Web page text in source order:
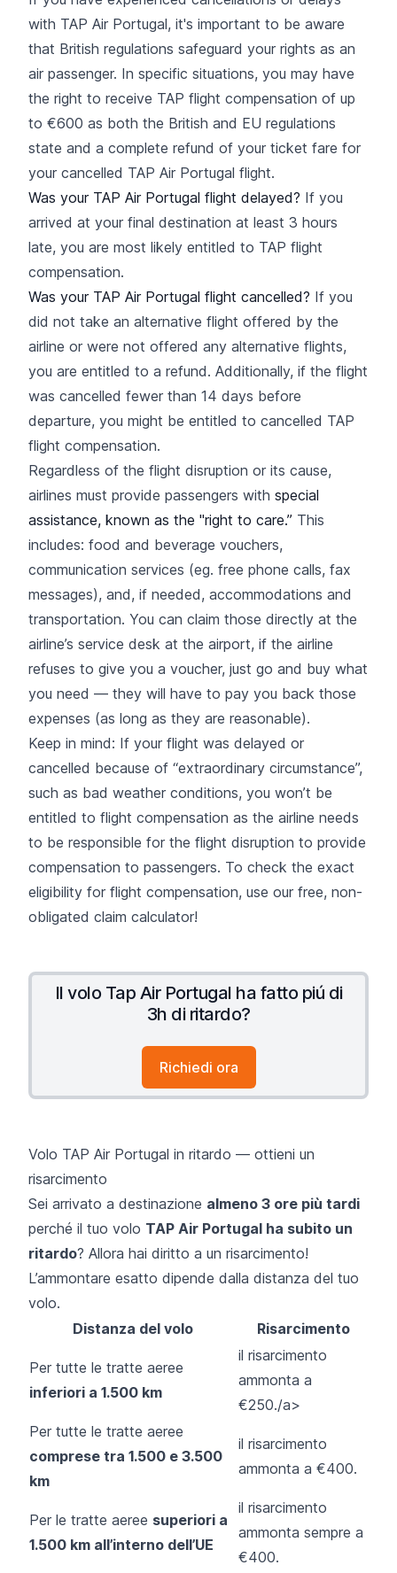
with TAP Air Portugal, it's important to be aware
that British regulations safeguard your rights as an
air passenger. In specific situations, you may have
the right to receive TAP flight compensation of up
to €600 as both the British and EU regulations
state and a complete refund of your ticket fare for
your cancelled TAP Air Portugal flight.
Was your TAP Air Portugal flight delayed? If you
arrived at your final destination at least 3 hours
late, you are most likely entitled to TAP flight
compensation.
Was your TAP Air Portugal flight cancelled? If you
did not take an alternative flight offered by the
airline or were not offered any alternative flights,
you are entitled to a refund. Additionally, if the flight
was cancelled fewer than 14 days before
departure, you might be entitled to cancelled TAP
flight compensation.
Regardless of the flight disruption or its cause,
airlines must provide passengers with special
assistance, known as the "right to care.” This
includes: food and beverage vouchers,
communication services (eg. free phone calls, fax
messages), and, if needed, accommodations and
transportation. You can claim those directly at the
airline’s service desk at the airport, if the airline
refuses to give you a voucher, just go and buy what
you need — they will have to pay you back those
expenses (as long as they are reasonable).
Keep in mind: If your flight was delayed or
cancelled because of “extraordinary circumstance”,
such as bad weather conditions, you won’t be
entitled to flight compensation as the airline needs
to be responsible for the flight disruption to provide
compensation to passengers. To check the exact
eligibility for flight compensation, use our free, non-
obligated claim calculator!
Il volo Tap Air Portugal ha fatto piú di
3h di ritardo?
Richiedi ora
Volo TAP Air Portugal in ritardo — ottieni un
risarcimento
Sei arrivato a destinazione almeno 3 ore più tardi
perché il tuo volo TAP Air Portugal ha subito un
ritardo? Allora hai diritto a un risarcimento!
L’ammontare esatto dipende dalla distanza del tuo
volo.
Distanza del volo
Risarcimento
Per tutte le tratte aeree
inferiori a 1.500 km
il risarcimento
ammonta a
€250./a>
Per tutte le tratte aeree
comprese tra 1.500 e 3.500
km
il risarcimento
ammonta a €400.
Per le tratte aeree superiori a
1.500 km all’interno dell’UE
il risarcimento
ammonta sempre a
€400.